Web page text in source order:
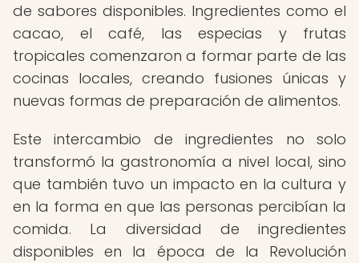
de sabores disponibles. Ingredientes como el
cacao, el café, las especias y frutas
tropicales comenzaron a formar parte de las
cocinas locales, creando fusiones únicas y
nuevas formas de preparación de alimentos.
Este intercambio de ingredientes no solo
transformó la gastronomía a nivel local, sino
que también tuvo un impacto en la cultura y
en la forma en que las personas percibían la
comida. La diversidad de ingredientes
disponibles en la época de la Revolución